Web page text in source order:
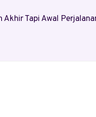
Tapi Awal